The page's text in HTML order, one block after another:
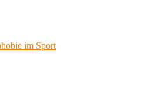
im Sport